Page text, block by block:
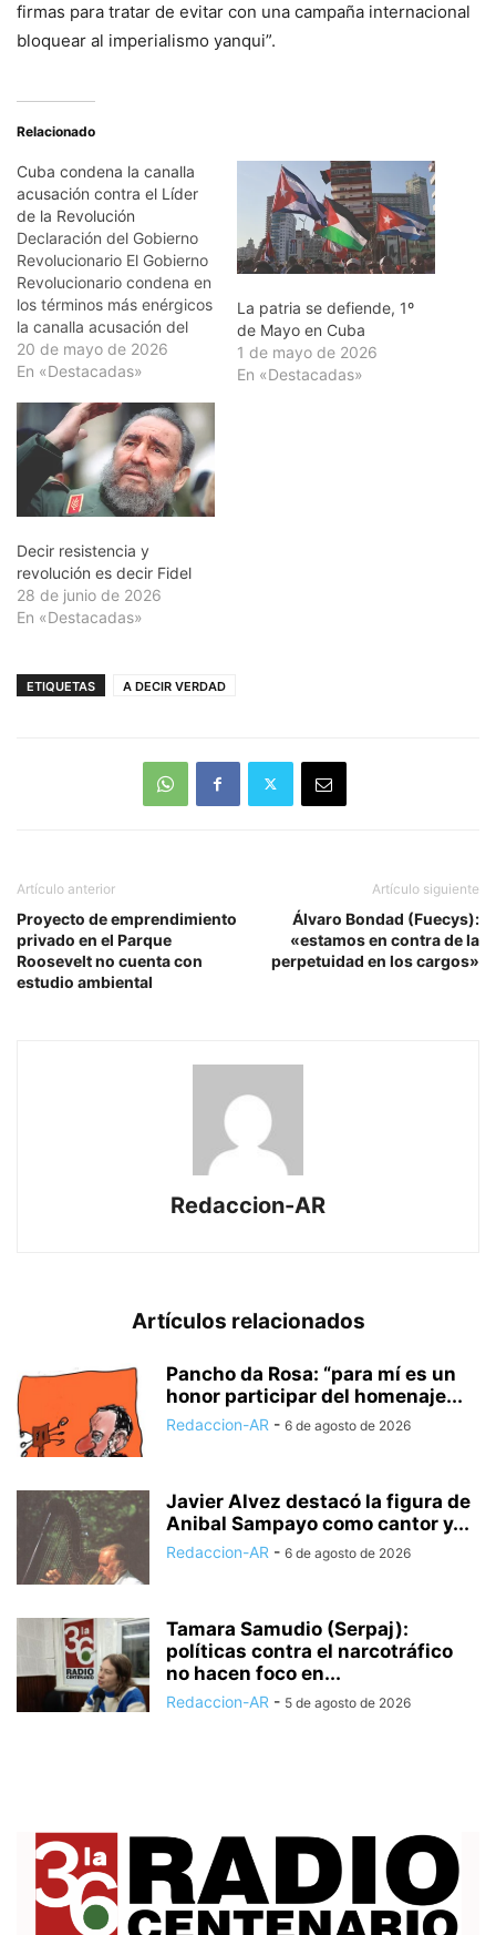
firmas para tratar de evitar con una campaña internacional
bloquear al imperialismo yanqui”.
Relacionado
Cuba condena la canalla
acusación contra el Líder
de la Revolución
Declaración del Gobierno
Revolucionario El Gobierno
Revolucionario condena en
los términos más enérgicos
la canalla acusación del
Departamento de Justicia
de los Estados Unidos
mayo y pregonada durante
varias semanas contra el
General de Ejército Raúl
Castro Ruz, líder de la
Revolución cubana El
20 de mayo de 2026
En «Destacadas»
La patria se defiende, 1º
de Mayo en Cuba
1 de mayo de 2026
En «Destacadas»
Decir resistencia y
revolución es decir Fidel
28 de junio de 2026
En «Destacadas»
ETIQUETAS A DECIR VERDAD
Artículo anterior
Proyecto de emprendimiento
privado en el Parque
Roosevelt no cuenta con
estudio ambiental
Artículo siguiente
Álvaro Bondad (Fuecys):
«estamos en contra de la
perpetuidad en los cargos»
Redaccion-AR
Artículos relacionados
Pancho da Rosa: “para mí es un
honor participar del homenaje...
Redaccion-AR - 6 de agosto de 2026
Javier Alvez destacó la figura de
Anibal Sampayo como cantor y...
Redaccion-AR - 6 de agosto de 2026
Tamara Samudio (Serpaj):
políticas contra el narcotráfico
no hacen foco en...
Redaccion-AR - 5 de agosto de 2026